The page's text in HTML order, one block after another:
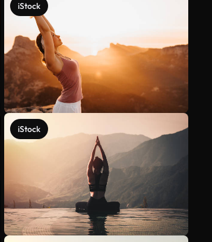
iStock
iStock